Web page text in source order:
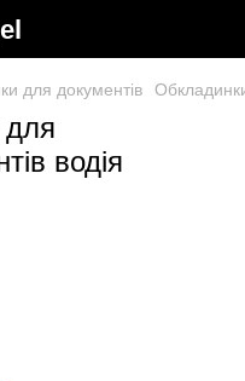
для документів
для
водія